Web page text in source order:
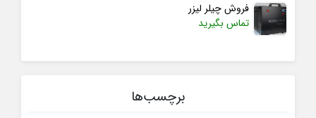
فروش چیلر لیزر
تماس بگیرید
برچسب‌ها